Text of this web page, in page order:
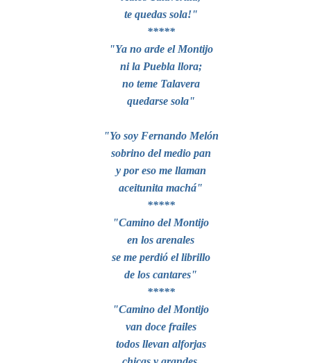
te quedas sola!"
*****
"Ya no arde el Montijo
ni la Puebla llora;
no teme Talavera
quedarse sola"
"Yo soy Fernando Melón
sobrino del medio pan
y por eso me llaman
aceitunita machá"
*****
"Camino del Montijo
en los arenales
se me perdió el librillo
de los cantares"
*****
"Camino del Montijo
van doce frailes
todos llevan alforjas